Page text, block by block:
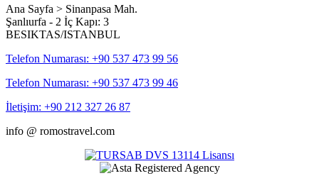
Ana Sayfa > Sinanpasa Mah.
Şanlıurfa - 2 İç Kapı: 3
BESIKTAS/ISTANBUL
Telefon Numarası: +90 537 473 99 56
Telefon Numarası: +90 537 473 99 46
İletişim: +90 212 327 26 87
info @ romostravel.com